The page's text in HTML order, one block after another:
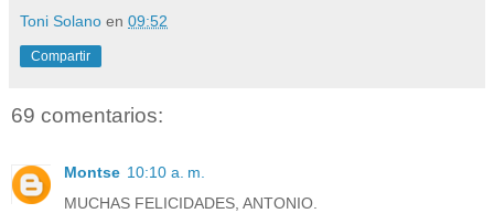
Toni Solano en 09:52
Compartir
69 comentarios:
Montse 10:10 a. m.
MUCHAS FELICIDADES, ANTONIO.